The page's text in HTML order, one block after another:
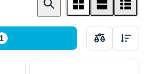
1